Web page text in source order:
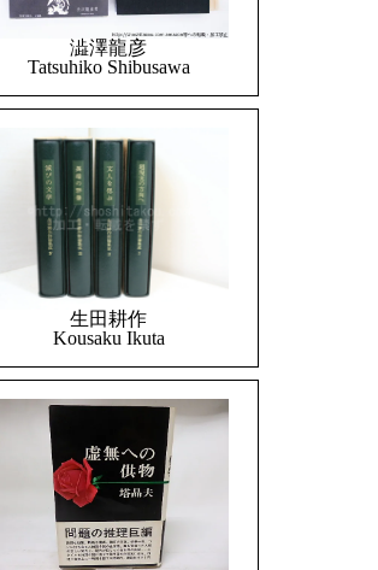
澁澤龍彦
Tatsuhiko Shibusawa
生田耕作
Kousaku Ikuta